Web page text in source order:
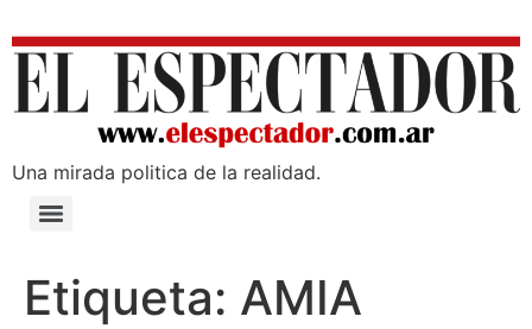
Una mirada poli­tica de la realidad.
Etiqueta: AMIA